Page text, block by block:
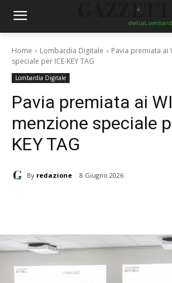
Home Lombardia Digitale
Pavia premiata ai
speciale per ICE-KEY TAG
Lombardia Digitale
Pavia premiata ai
menzione speciale
KEY TAG
By redazione 8 Giugno 2026